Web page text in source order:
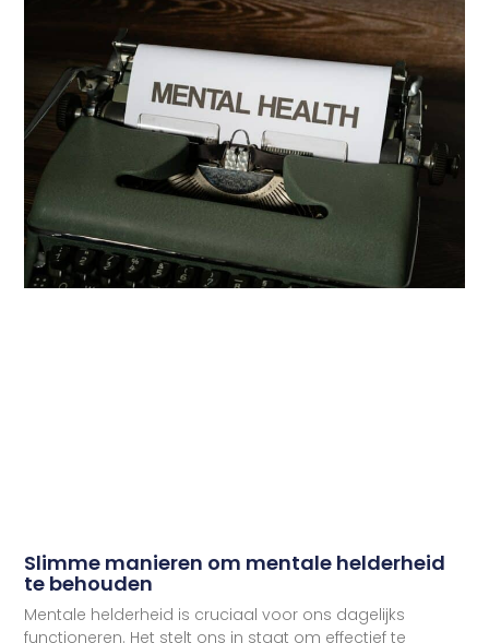
Slimme manieren om mentale helderheid
te behouden
Mentale helderheid is cruciaal voor ons dagelijks
functioneren. Het stelt ons in staat om effectief te